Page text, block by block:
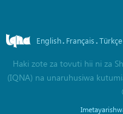
English. Français.Türkçe
Haki zote za tovuti hii ni za
(IQNA) na unaruhusiwa